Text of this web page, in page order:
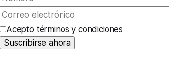
Acepto términos y condiciones